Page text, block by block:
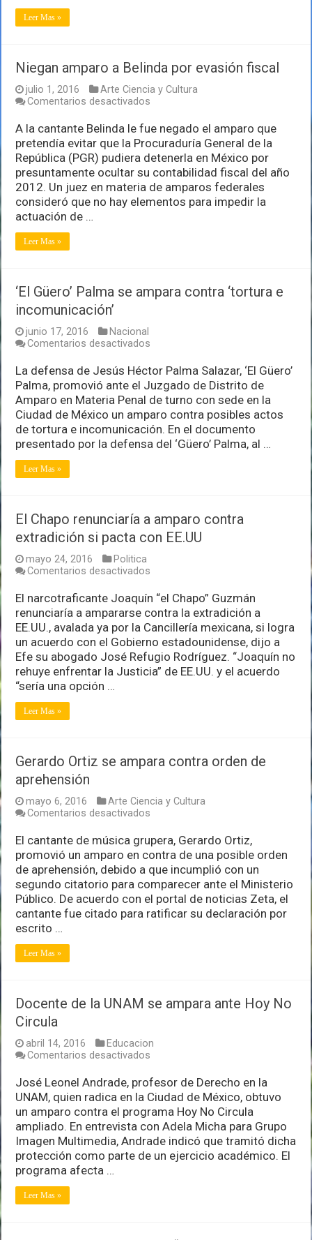
Leer Mas »
Niegan amparo a Belinda por evasión fiscal
julio 1, 2016
Arte Ciencia y Cultura
Comentarios desactivados
amparo
a
Belinda
por
evasión
fiscal
A la cantante Belinda le fue negado el amparo que
pretendía evitar que la Procuraduría General de la
República (PGR) pudiera detenerla en México por
presuntamente ocultar su contabilidad fiscal del año
2012. Un juez en materia de amparos federales
consideró que no hay elementos para impedir la
actuación de …
Leer Mas »
‘El Güero’ Palma se ampara contra ‘tortura e
incomunicación’
junio 17, 2016
Nacional
Comentarios desactivados
Güero’
Palma
se
ampara
contra
‘tortura
incomunicación’
La defensa de Jesús Héctor Palma Salazar, ‘El Güero’
Palma, promovió ante el Juzgado de Distrito de
Amparo en Materia Penal de turno con sede en la
Ciudad de México un amparo contra posibles actos
de tortura e incomunicación. En el documento
presentado por la defensa del ‘Güero’ Palma, al …
Leer Mas »
El Chapo renunciaría a amparo contra
extradición si pacta con EE.UU
mayo 24, 2016
Politica
Comentarios desactivados
Chapo
renunciaría
a
amparo
contra
extradición
si
pacta
El narcotraficante Joaquín “el Chapo” Guzmán
renunciaría a ampararse contra la extradición a
EE.UU., avalada ya por la Cancillería mexicana, si logra
un acuerdo con el Gobierno estadounidense, dijo a
Efe su abogado José Refugio Rodríguez. “Joaquín no
rehuye enfrentar la Justicia” de EE.UU. y el acuerdo
“sería una opción …
Leer Mas »
Gerardo Ortiz se ampara contra orden de
aprehensión
mayo 6, 2016
Arte Ciencia y Cultura
Comentarios desactivados
Ortiz
se
ampara
contra
orden
de
aprehensión
El cantante de música grupera, Gerardo Ortiz,
promovió un amparo en contra de una posible orden
de aprehensión, debido a que incumplió con un
segundo citatorio para comparecer ante el Ministerio
Público. De acuerdo con el portal de noticias Zeta, el
cantante fue citado para ratificar su declaración por
escrito …
Leer Mas »
Docente de la UNAM se ampara ante Hoy No
Circula
abril 14, 2016
Educacion
Comentarios desactivados
de
la
UNAM
se
ampara
ante
No
José Leonel Andrade, profesor de Derecho en la
UNAM, quien radica en la Ciudad de México, obtuvo
un amparo contra el programa Hoy No Circula
ampliado. En entrevista con Adela Micha para Grupo
Imagen Multimedia, Andrade indicó que tramitó dicha
protección como parte de un ejercicio académico. El
programa afecta …
Leer Mas »